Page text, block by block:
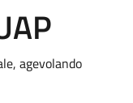
agevolando